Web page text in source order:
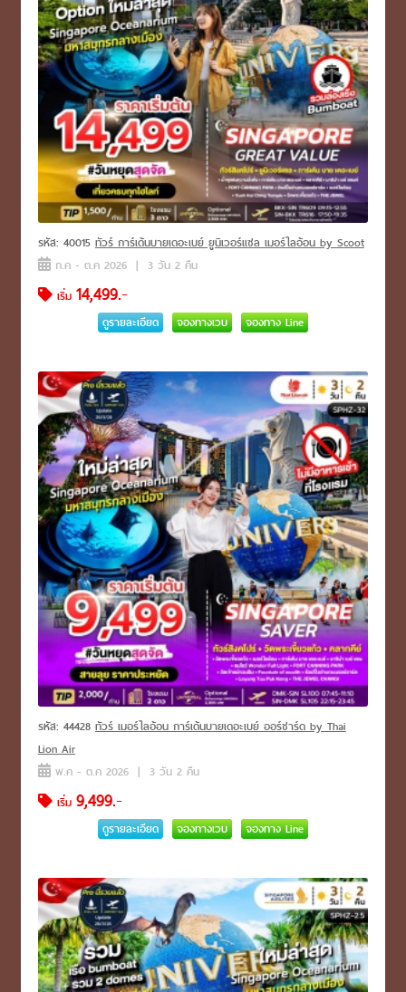
รหัส: 40015 ทัวร์ การ์เด้นบายเดอะเบย์ ยูนิเวอร์แซล เมอร์ไลอ้อน by Scoot
ก.ค - ต.ค 2026 | 3 วัน 2 คืน
เริ่ม 14,499.-
ดูรายละเอียด จองทางเวบ จองทาง Line
รหัส: 44428 ทัวร์ เมอร์ไลอ้อน การ์เด้นบายเดอะเบย์ ออร์ชาร์ด by Thai
Lion Air
พ.ค - ต.ค 2026 | 3 วัน 2 คืน
เริ่ม 9,499.-
ดูรายละเอียด จองทางเวบ จองทาง Line